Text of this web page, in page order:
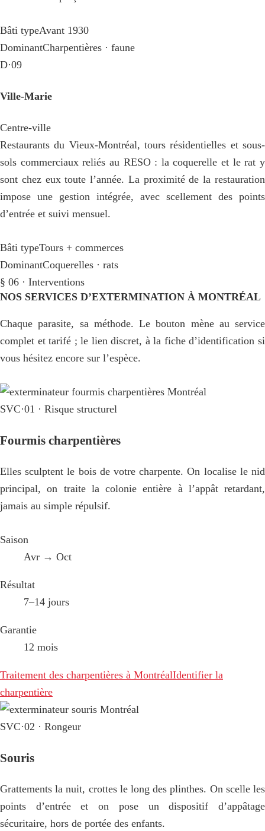
Bâti typeAvant 1930
DominantCharpentières · faune
D·09
Ville-Marie
Centre-ville
Restaurants du Vieux-Montréal, tours résidentielles et sous-
sols commerciaux reliés au RESO : la coquerelle et le rat y
sont chez eux toute l’année. La proximité de la restauration
impose une gestion intégrée, avec scellement des points
d’entrée et suivi mensuel.
Bâti typeTours + commerces
DominantCoquerelles · rats
§ 06 · Interventions
NOS SERVICES D’EXTERMINATION À MONTRÉAL
Chaque parasite, sa méthode. Le bouton mène au service
complet et tarifé ; le lien discret, à la fiche d’identification si
vous hésitez encore sur l’espèce.
SVC·01 · Risque structurel
Fourmis charpentières
Elles sculptent le bois de votre charpente. On localise le nid
principal, on traite la colonie entière à l’appât retardant,
jamais au simple répulsif.
Saison
Avr → Oct
Résultat
7–14 jours
Garantie
12 mois
Traitement des charpentières à MontréalIdentifier la
charpentière
SVC·02 · Rongeur
Souris
Grattements la nuit, crottes le long des plinthes. On scelle les
points d’entrée et on pose un dispositif d’appâtage
sécuritaire, hors de portée des enfants.